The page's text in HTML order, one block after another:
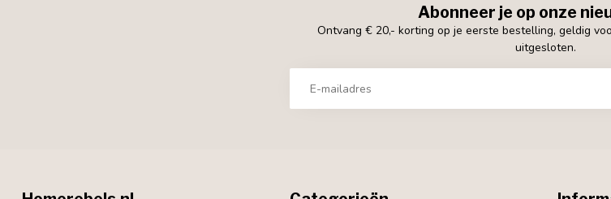
Abonneer je op onze
Ontvang € 20,- korting op je eerste bestelling, geldig
uitgesloten.